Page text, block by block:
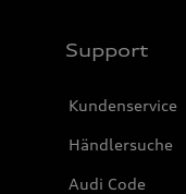
Support
Kundenservice
Händlersuche
Audi Code